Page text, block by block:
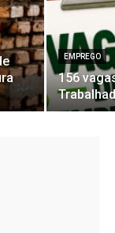
EMPREGO
156